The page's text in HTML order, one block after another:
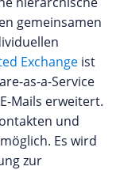
gemeinsamen
Exchange ist
as-a-Service
Mails erweitert.
und
Es wird
zur